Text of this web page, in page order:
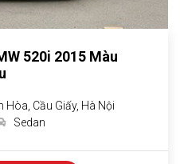
520i 2015 Màu
Hòa, Cầu Giấy, Hà Nội
Sedan